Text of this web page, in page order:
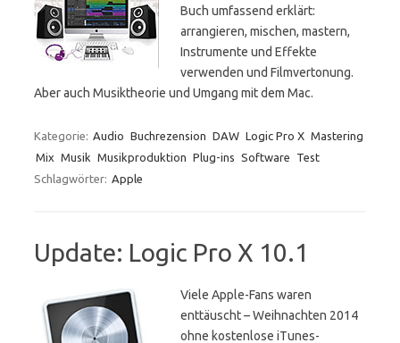
Buch umfassend erklärt:
arrangieren, mischen, mastern,
Instrumente und Effekte
verwenden und Filmvertonung.
Aber auch Musiktheorie und Umgang mit dem Mac.
Kategorie: Audio Buchrezension DAW Logic Pro X Mastering
Mix Musik Musikproduktion Plug-ins Software
Test
Schlagwörter: Apple
Update: Logic Pro X 10.1
Viele Apple-Fans waren
enttäuscht – Weihnachten 2014
ohne kostenlose iTunes-